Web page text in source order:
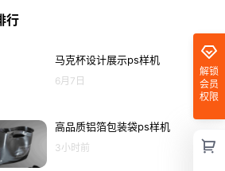
解锁
会员
权限
行
马克杯设计展示ps样机
6月7日
高品质铝箔包装袋ps样机
3小时前